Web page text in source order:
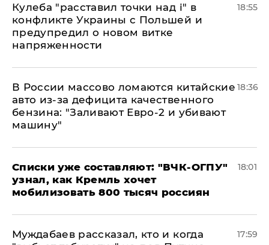
Кулеба "расставил точки над і" в
конфликте Украины с Польшей и
предупредил о новом витке
напряженности
18:55
В России массово ломаются китайские
авто из-за дефицита качественного
бензина: "Заливают Евро-2 и убивают
машину"
18:36
Списки уже составляют: "ВЧК-ОГПУ"
узнал, как Кремль хочет
мобилизовать 800 тысяч россиян
18:01
Муждабаев рассказал, кто и когда
17:59